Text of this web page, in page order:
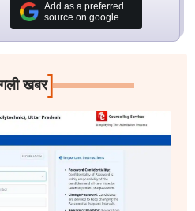
Add as a preferred
source on google
खबर]